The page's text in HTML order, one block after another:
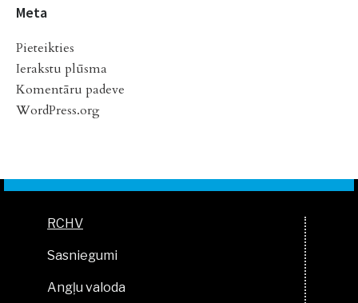
Meta
Pieteikties
Ierakstu plūsma
Komentāru padeve
WordPress.org
RCHV
Sasniegumi
Angļu valoda